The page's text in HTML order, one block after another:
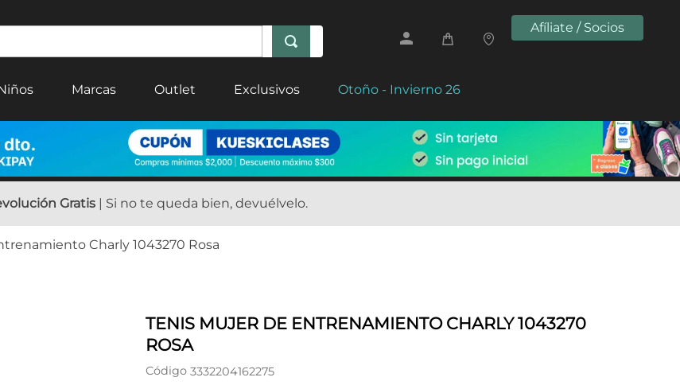
Afíliate / Socios
Marcas Outlet Exclusivos Otoño - Invierno 26
Gratis| Si no te queda bien, devuélvelo.
Charly 1043270 Rosa
TENIS MUJER DE ENTRENAMIENTO CHARLY 1043270
ROSA
Código 3332204162275